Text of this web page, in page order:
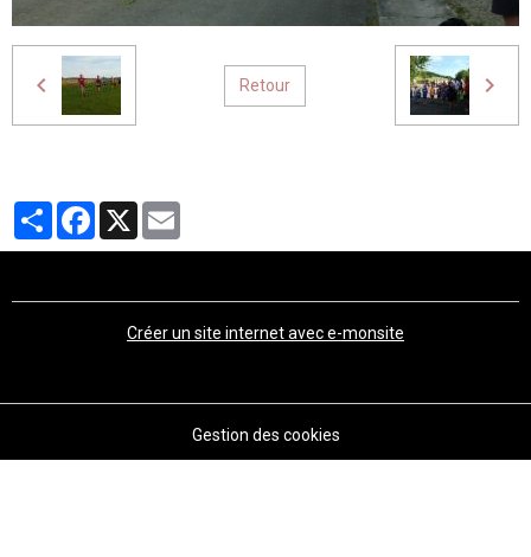
Retour
PartagerFacebook
X
Créer un site internet avec e-monsite
Gestion des cookies